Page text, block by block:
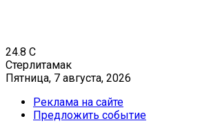
24.8 C
Стерлитамак
Пятница, 7 августа, 2026
Реклама на сайте
Предложить событие